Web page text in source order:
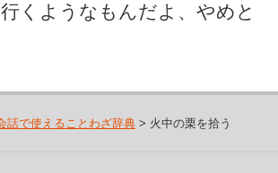
くようなもんだよ、やめと
話で使えることわざ辞典> 火中の栗を拾う